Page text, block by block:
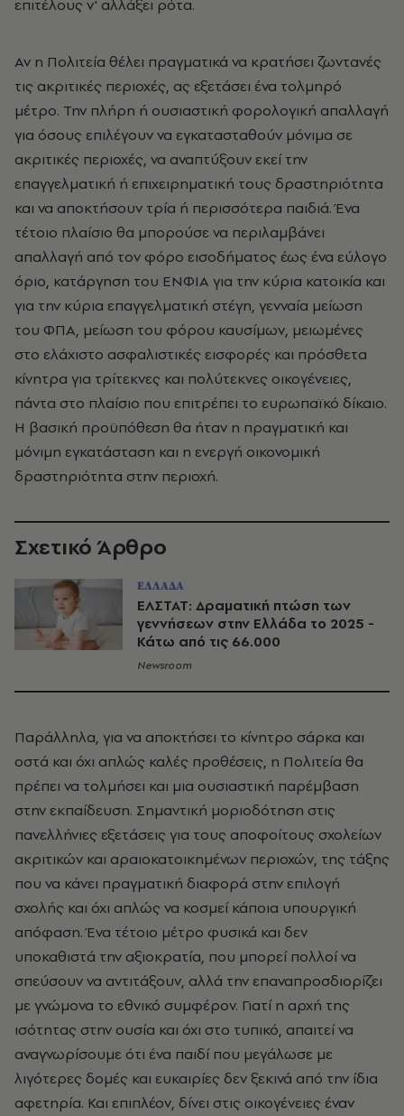
επιτέλους ν' αλλάξει ρότα.
Αν η Πολιτεία θέλει πραγματικά να κρατήσει ζωντανές
τις ακριτικές περιοχές, ας εξετάσει ένα τολμηρό
μέτρο. Την πλήρη ή ουσιαστική φορολογική απαλλαγή
για όσους επιλέγουν να εγκατασταθούν μόνιμα σε
ακριτικές περιοχές, να αναπτύξουν εκεί την
επαγγελματική ή επιχειρηματική τους δραστηριότητα
και να αποκτήσουν τρία ή περισσότερα παιδιά. Ένα
τέτοιο πλαίσιο θα μπορούσε να περιλαμβάνει
απαλλαγή από τον φόρο εισοδήματος έως ένα εύλογο
όριο, κατάργηση του ΕΝΦΙΑ για την κύρια κατοικία και
για την κύρια επαγγελματική στέγη, γενναία μείωση
του ΦΠΑ, μείωση του φόρου καυσίμων, μειωμένες
στο ελάχιστο ασφαλιστικές εισφορές και πρόσθετα
κίνητρα για τρίτεκνες και πολύτεκνες οικογένειες,
πάντα στο πλαίσιο που επιτρέπει το ευρωπαϊκό δίκαιο.
Η βασική προϋπόθεση θα ήταν η πραγματική και
μόνιμη εγκατάσταση και η ενεργή οικονομική
δραστηριότητα στην περιοχή.
Σχετικό Άρθρο
ΕΛΛΑΔΑ
ΕΛΣΤΑΤ: Δραματική πτώση των
γεννήσεων στην Ελλάδα το 2025 -
Κάτω από τις 66.000
Newsroom
Παράλληλα, για να αποκτήσει το κίνητρο σάρκα και
οστά και όχι απλώς καλές προθέσεις, η Πολιτεία θα
πρέπει να τολμήσει και μια ουσιαστική παρέμβαση
στην εκπαίδευση. Σημαντική μοριοδότηση στις
πανελλήνιες εξετάσεις για τους αποφοίτους σχολείων
ακριτικών και αραιοκατοικημένων περιοχών, της τάξης
που να κάνει πραγματική διαφορά στην επιλογή
σχολής και όχι απλώς να κοσμεί κάποια υπουργική
απόφαση. Ένα τέτοιο μέτρο φυσικά και δεν
υποκαθιστά την αξιοκρατία, που μπορεί πολλοί να
σπεύσουν να αντιτάξουν, αλλά την επαναπροσδιορίζει
με γνώμονα το εθνικό συμφέρον. Γιατί η αρχή της
ισότητας στην ουσία και όχι στο τυπικό, απαιτεί να
αναγνωρίσουμε ότι ένα παιδί που μεγάλωσε με
λιγότερες δομές και ευκαιρίες δεν ξεκινά από την ίδια
αφετηρία. Και επιπλέον, δίνει στις οικογένειες έναν